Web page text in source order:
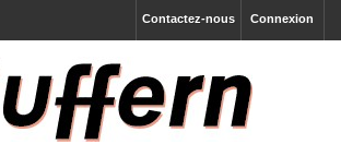
Connexion
Contactez-nous